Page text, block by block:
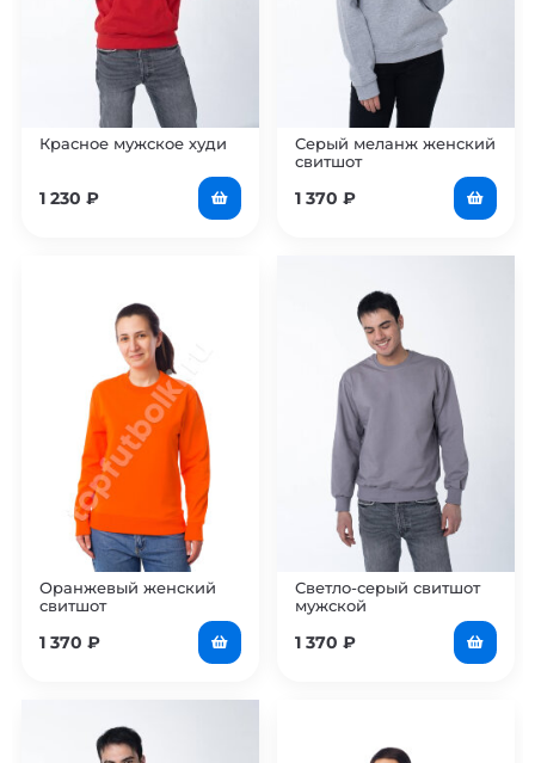
Красное мужское худи
1 230 ₽
Серый меланж женский
свитшот
1 370 ₽
Оранжевый женский
свитшот
1 370 ₽
Светло-серый свитшот
мужской
1 370 ₽